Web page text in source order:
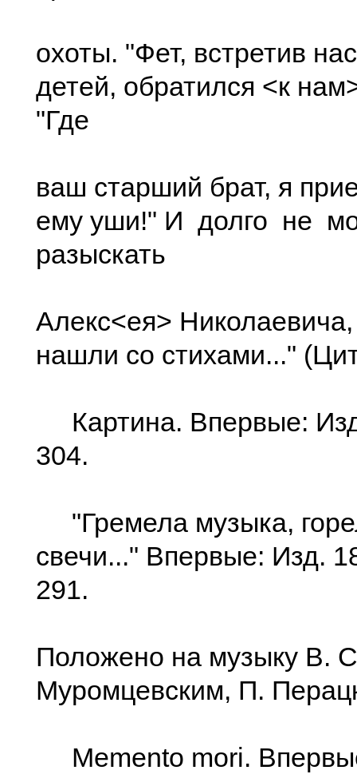
охоты. "Фет, встретив
детей, обратился <к
"Где
ваш старший брат, я
ему уши!" И долго не
разыскать
Алекс<ея>
нашли со стихами..."
Картина. Впервые:
304.
"Гремела музыка,
свечи..." Впервые: Изд.
291.
Положено на музыку В.
Муромцевским, П.
Memento mori.